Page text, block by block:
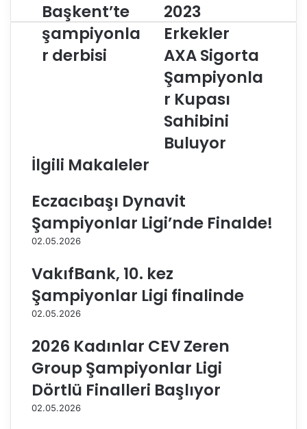
B
a
ş
k
a
i
y
o
l
a
r
d
r
b
i
s
i
Başkent’te
şampiyonla
r derbisi
2
0
2
3
r
k
e
k
l
e
A
S
r
t
m
p
y
2023
Erkekler
AXA Sigorta
Şampiyonla
r Kupası
Sahibini
Buluyor
İlgili Makaleler
Eczacıbaşı Dynavit
Şampiyonlar Ligi’nde Finalde!
02.05.2026
VakıfBank, 10. kez
Şampiyonlar Ligi finalinde
02.05.2026
2026 Kadınlar CEV Zeren
Group Şampiyonlar Ligi
Dörtlü Finalleri Başlıyor
02.05.2026